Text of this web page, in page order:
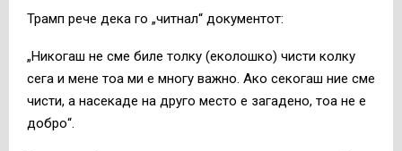
Трамп рече дека го „читнал“ документот:
„Никогаш не сме биле толку (еколошко) чисти колку
сега и мене тоа ми е многу важно. Ако секогаш ние сме
чисти, а насекаде на друго место е загадено, тоа не е
добро“.